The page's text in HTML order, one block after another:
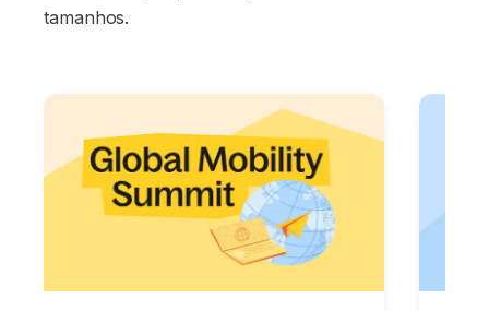
tamanhos.